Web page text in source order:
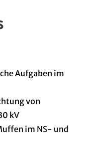
Aufgaben im
von
kV
im NS- und